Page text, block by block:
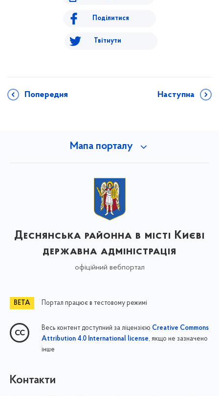
Поділитися
Твітнути
Попередня Наступна
Мапа порталу
Деснянська районна в місті Києві
державна адміністрація
офіційний вебпортал
Портал працює в тестовому режимі
Весь контент доступний за ліцензією Creative Commons
Attribution 4.0 International license, якщо не зазначено
інше
Контакти